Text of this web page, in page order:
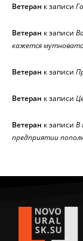
Ветеран к записи
Ветеран к записи
кажется
Ветеран к записи
Ветеран к записи
Ветеран к записи В
предприятии